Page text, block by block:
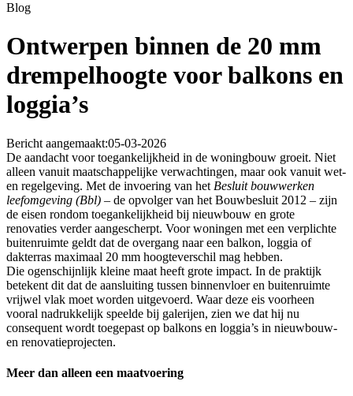
Blog
Ontwerpen binnen de 20 mm
drempelhoogte voor balkons en
loggia’s
Bericht aangemaakt:05-03-2026
De aandacht voor toegankelijkheid in de woningbouw groeit. Niet
alleen vanuit maatschappelijke verwachtingen, maar ook vanuit wet-
en regelgeving. Met de invoering van het Besluit bouwwerken
leefomgeving (Bbl) – de opvolger van het Bouwbesluit 2012 – zijn
de eisen rondom toegankelijkheid bij nieuwbouw en grote
renovaties verder aangescherpt. Voor woningen met een verplichte
buitenruimte geldt dat de overgang naar een balkon, loggia of
dakterras maximaal 20 mm hoogteverschil mag hebben.
Die ogenschijnlijk kleine maat heeft grote impact. In de praktijk
betekent dit dat de aansluiting tussen binnenvloer en buitenruimte
vrijwel vlak moet worden uitgevoerd. Waar deze eis voorheen
vooral nadrukkelijk speelde bij galerijen, zien we dat hij nu
consequent wordt toegepast op balkons en loggia’s in nieuwbouw-
en renovatieprojecten.
Meer dan alleen een maatvoering